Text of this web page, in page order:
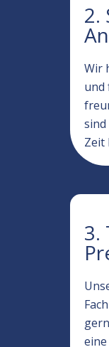
2.
Wir
und
Zeit
3.